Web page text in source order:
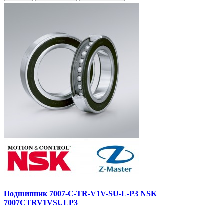
Подшипник 7007-C-TR-V1V-SU-L-P3 NSK
7007CTRV1VSULP3